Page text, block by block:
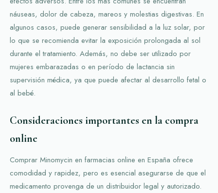
náuseas, dolor de cabeza, mareos y molestias digestivas. En
algunos casos, puede generar sensibilidad a la luz solar, por
lo que se recomienda evitar la exposición prolongada al sol
durante el tratamiento. Además, no debe ser utilizado por
mujeres embarazadas o en período de lactancia sin
supervisión médica, ya que puede afectar al desarrollo fetal o
al bebé.
Consideraciones importantes en la compra
online
Comprar Minomycin en farmacias online en España ofrece
comodidad y rapidez, pero es esencial asegurarse de que el
medicamento provenga de un distribuidor legal y autorizado.